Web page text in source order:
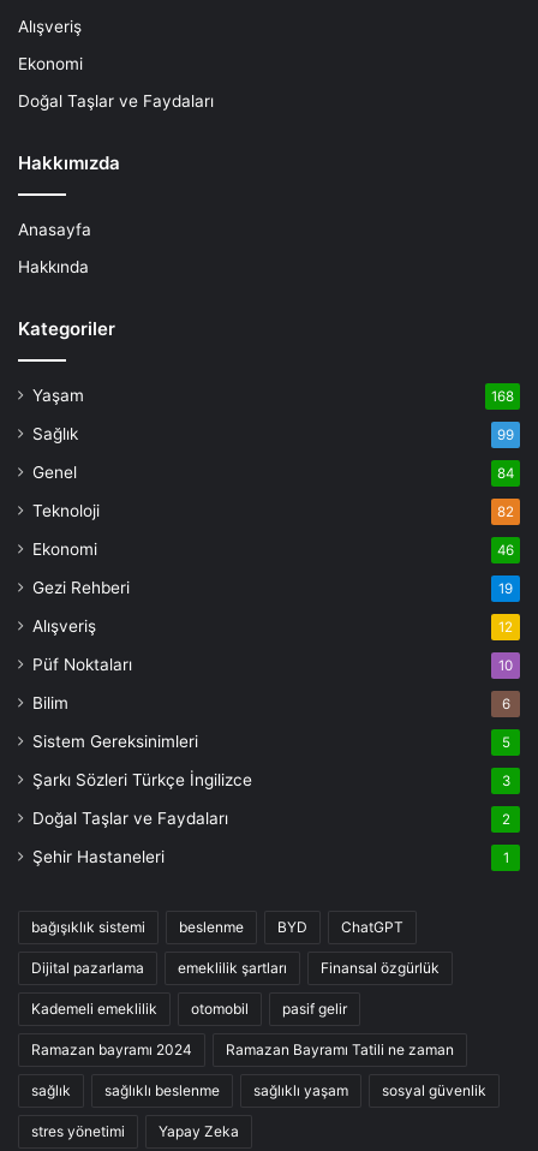
Alışveriş
Ekonomi
Doğal Taşlar ve Faydaları
Hakkımızda
Anasayfa
Hakkında
Kategoriler
Yaşam 168
Sağlık 99
Genel 84
Teknoloji 82
Ekonomi 46
Gezi Rehberi 19
Alışveriş 12
Püf Noktaları 10
Bilim 6
Sistem Gereksinimleri 5
Şarkı Sözleri Türkçe İngilizce 3
Doğal Taşlar ve Faydaları 2
Şehir Hastaneleri 1
bağışıklık sistemi beslenme BYD ChatGPT
Dijital pazarlama emeklilik şartları Finansal özgürlük
Kademeli emeklilik otomobil pasif gelir
Ramazan bayramı 2024 Ramazan Bayramı Tatili ne zaman
sağlık sağlıklı beslenme sağlıklı yaşam sosyal güvenlik
stres yönetimi Yapay Zeka